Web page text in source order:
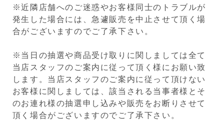
※近隣店舗へのご迷惑やお客様同士のトラブルが
発生した場合には、急遽販売を中止させて頂く場
合がございますのでご了承下さい。
※当日の抽選や商品受け取りに関しましては全て
当店スタッフのご案内に従って頂く様にお願い致
します。当店スタッフのご案内に従って頂けない
お客様に関しましては、該当される当事者様とそ
のお連れ様の抽選申し込みや販売をお断りさせて
頂く場合がございますのでご了承下さい。